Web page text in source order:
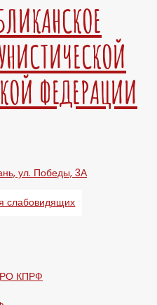
ФЕДЕРАЦИИ
ул. Победы, 3А
слабовидящих
КПРФ